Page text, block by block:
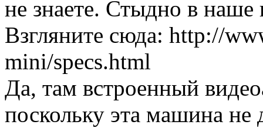
не знаете. Стыдно в наше
Взгляните сюда: http://
mini/specs.html
Да, там встроенный
поскольку эта машина